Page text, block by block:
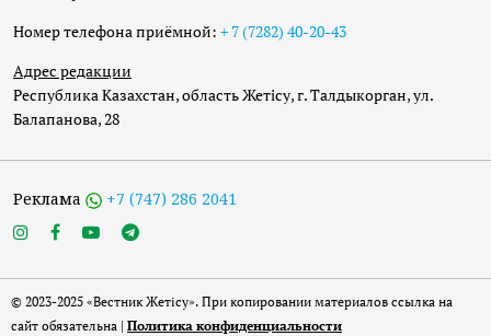
Номер телефона приёмной: + 7 (7282) 40-20-43
Адрес редакции
Республика Казахстан, область Жетісу, г. Талдыкорган, ул.
Балапанова, 28
Реклама +7 (747) 286 2041
© 2023-2025 «Вестник Жетісу». При копировании материалов ссылка на
сайт обязательна | Политика конфиденциальности